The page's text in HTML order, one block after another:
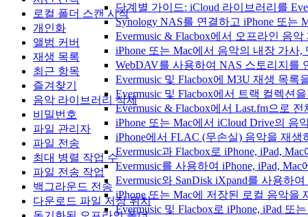
단계별 가이드: iCloud 라이브러리를
Synology NAS를 연결하고 iPhone 또는
Evermusic & Flacbox에서 오프라인 음
iPhone 또는 Mac에서 음악의 내장 가사
WebDAV를 사용하여 NAS 스토리지를
Evermusic 및 Flacbox에 M3U 재생 목록
Evermusic 및 Flacbox에서 트랙 컬렉션
Evermusic & Flacbox에서 Last.fm으로
iPhone 또는 Mac에서 iCloud Drive의 음
iPhone에서 FLAC (무손실) 음악을 재생
Evermusic과 Flacbox로 iPhone, iPad,
Evermusic를 사용하여 iPhone, iPad,
Evermusic와 SanDisk iXpand를 사용하
iPhone 또는 Mac에 저장된 로컬 음악을
Evermusic 및 Flacbox로 iPhone, iPad
로컬 폴더 스캔 시작
개인화
앨범 커버
재생 목록
최근 항목
즐겨찾기
음악 라이브러리 삭제
비밀번호
파일 관리자
파일 전송
최대 병렬 작업 수
파일 전송 작업
백그라운드 전송
다운로드 파일 저장 위치